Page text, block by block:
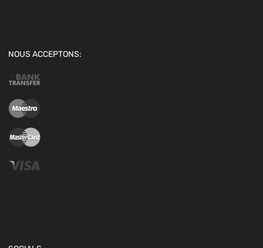
NOUS ACCEPTONS: